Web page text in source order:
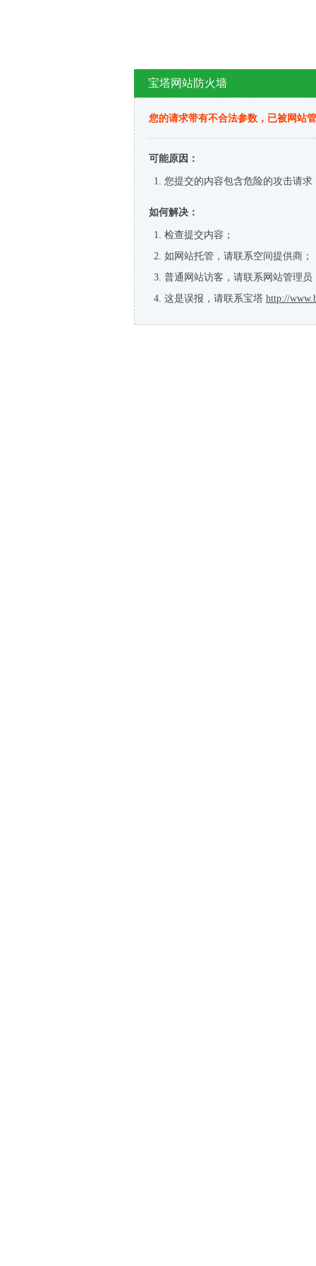
宝塔网站防火墙
您的请求带有不合法参数，已被网站
可能原因：
您提交的内容包含危险的攻击请求
如何解决：
检查提交内容；
如网站托管，请联系空间提供商；
普通网站访客，请联系网站管理员
这是误报，请联系宝塔 http://